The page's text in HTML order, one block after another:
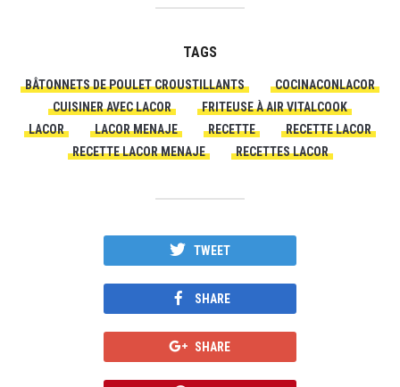
TAGS
BÂTONNETS DE POULET CROUSTILLANTS
COCINACONLACOR
CUISINER AVEC LACOR
FRITEUSE À AIR VITALCOOK
LACOR
LACOR MENAJE RECETTE
RECETTE LACOR
RECETTE LACOR MENAJE
RECETTES LACOR
TWEET
SHARE
SHARE